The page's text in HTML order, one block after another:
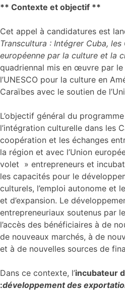
** Contexte et objectif **
Cet appel à candidatures est
Transcultura : Intégrer Cuba, les
européenne par la culture et la
quadriennal mis en œuvre par le
l’UNESCO pour la culture en
Caraïbes avec le soutien de
L’objectif général du
l’intégration culturelle dans les
coopération et les échanges
la région et avec l’Union
volet » entrepreneurs et
les capacités pour le
culturels, l’emploi autonome et
et d’expansion. Le
entrepreneuriaux soutenus par
l’accès des bénéficiaires à de
de nouveaux marchés, à de
et à de nouvelles sources de
Dans ce contexte, l’incubateur
:développement des